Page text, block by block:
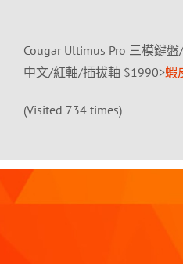
Cougar Ultimus Pro 三模鍵
中文/紅軸/插拔軸 $1990>蝦
(Visited 734 times)